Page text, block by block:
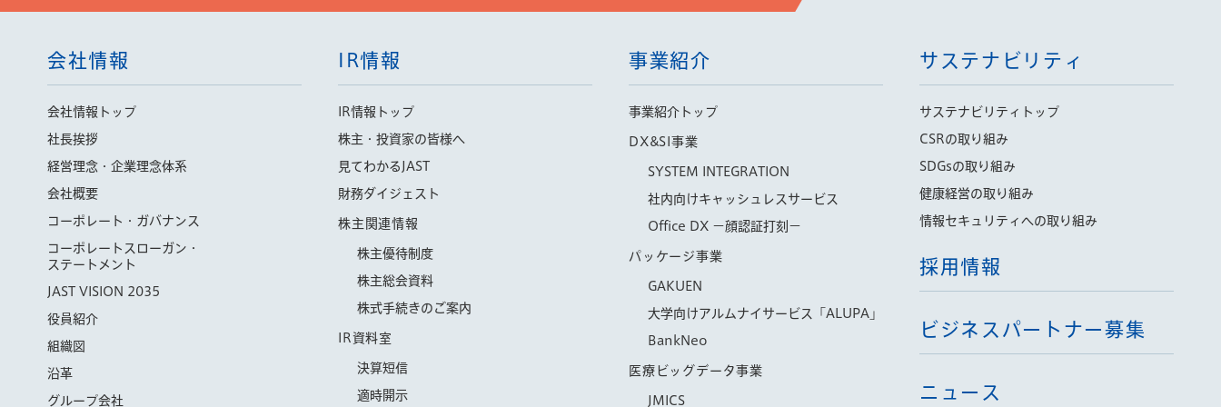
会社情報
会社情報トップ
社長挨拶
経営理念・企業理念体系
会社概要
コーポレート・ガバナンス
コーポレートスローガン・
ステートメント
JAST VISION 2035
役員紹介
組織図
沿革
グループ会社
IR情報
IR情報トップ
株主・投資家の皆様へ
見てわかるJAST
財務ダイジェスト
株主関連情報
株主優待制度
株主総会資料
株式手続きのご案内
IR資料室
決算短信
適時開示
事業紹介
事業紹介トップ
DX&SI事業
SYSTEM INTEGRATION
社内向けキャッシュレスサービス
Office DX −顔認証打刻−
パッケージ事業
GAKUEN
大学向けアルムナイサービス「ALUPA」
BankNeo
医療ビッグデータ事業
JMICS
サステナビリティ
サステナビリティトップ
CSRの取り組み
SDGsの取り組み
健康経営の取り組み
情報セキュリティへの取り組み
採用情報
ビジネスパートナー募集
ニュース